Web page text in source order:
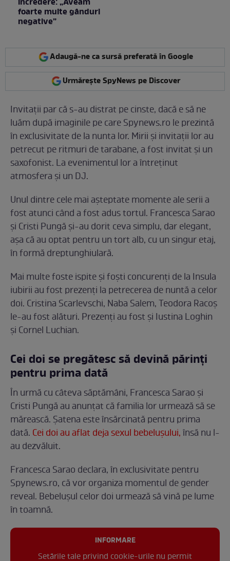
foarte multe gânduri
negative”
Adaugă-ne ca sursă preferată în Google
Urmărește SpyNews pe Discover
Invitații par că s-au distrat pe cinste, dacă e să ne
luăm după imaginile pe care Spynews.ro le prezintă
în exclusivitate de la nunta lor. Mirii și invitații lor au
petrecut pe ritmuri de tarabane, a fost invitat și un
saxofonist. La evenimentul lor a întreținut
atmosfera și un DJ.
Unul dintre cele mai așteptate momente ale serii a
fost atunci când a fost adus tortul. Francesca Sarao
și Cristi Pungă și-au dorit ceva simplu, dar elegant,
așa că au optat pentru un tort alb, cu un singur etaj,
în formă dreptunghiulară.
Mai multe foste ispite și foști concurenți de la Insula
iubirii au fost prezenți la petrecerea de nuntă a celor
doi. Cristina Scarlevschi, Naba Salem, Teodora Racoș
le-au fost alături. Prezenți au fost și Iustina Loghin
și Cornel Luchian.
Cei doi se pregătesc să devină părinți
pentru prima dată
În urmă cu câteva săptămâni, Francesca Sarao și
Cristi Pungă au anunțat că familia lor urmează să se
mărească. Șatena este însărcinată pentru prima
dată. Cei doi au aflat deja sexul bebelușului,însă nu l-
au dezvăluit.
Francesca Sarao declara, în exclusivitate pentru
Spynews.ro, că vor organiza momentul de gender
reveal. Bebelușul celor doi urmează să vină pe lume
în toamnă.
INFORMARE
Setările tale privind cookie-urile nu permit